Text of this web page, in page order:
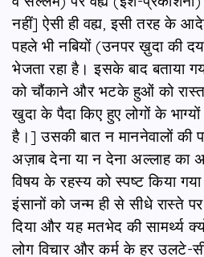
नहीं] ऐसी ही वह्य, इसी तरह के
पहले भी नबियों (उनपर ख़ुदा की
भेजता रहा है। इसके बाद बताया
को चौंकाने और भटके हुओं को
खुदा के पैदा किए हुए लोगों के
है।] उसकी बात न माननेवालों
अज़ाब देना या न देना अल्लाह का
विषय के रहस्य को स्पष्ट किया
इंसानों को जन्म ही से सीधे रास्ते
दिया और यह मतभेद की सामर्थ्य
लोग विचार और कर्म के हर उलटे-